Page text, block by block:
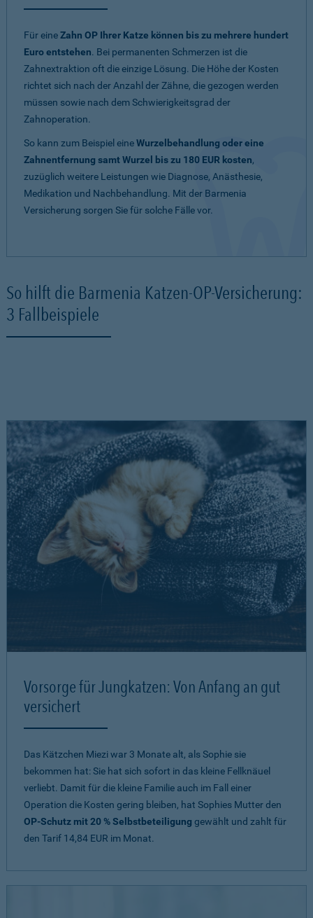
Für eineZahn OP Ihrer Katze können bis zu mehrere hundert
Euro entstehen. Bei permanenten Schmerzen ist die
Zahnextraktion oft die einzige Lösung. Die Höhe der Kosten
richtet sich nach der Anzahl der Zähne, die gezogen werden
müssen sowie nach dem Schwierigkeitsgrad der
Zahnoperation.
So kann zum Beispiel eineWurzelbehandlung oder eine
Zahnentfernung samt Wurzel bis zu 180 EUR kosten,
zuzüglich weitere Leistungen wie Diagnose, Anästhesie,
Medikation und Nachbehandlung. Mit der Barmenia
Versicherung sorgen Sie für solche Fälle vor.
So hilft die Barmenia Katzen-OP-Versicherung:
3 Fallbeispiele
Vorsorge für Jungkatzen: Von Anfang an gut
versichert
Das Kätzchen Miezi war 3 Monate alt, als Sophie sie
bekommen hat: Sie hat sich sofort in das kleine Fellknäuel
verliebt. Damit für die kleine Familie auch im Fall einer
Operation die Kosten gering bleiben, hat Sophies Mutter den
OP-Schutz mit 20 % Selbstbeteiligung gewählt und zahlt für
den Tarif 14,84 EUR im Monat.